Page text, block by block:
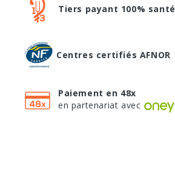
Tiers payant 100% santé
Centres certifiés AFNOR
Paiement en 48x
en partenariat avec